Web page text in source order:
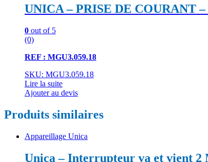
UNICA – PRISE DE COURANT
0 out of 5
(0)
REF : MGU3.059.18
SKU: MGU3.059.18
Lire la suite
Ajouter au devis
Produits similaires
Appareillage Unica
Unica – Interrupteur va et vient 2